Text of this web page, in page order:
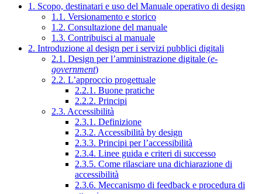
1. Scopo, destinatari e uso del Manuale operativo di design
1.1. Versionamento e storico
1.2. Consultazione del manuale
1.3. Contribuisci al manuale
2. Introduzione al design per i servizi pubblici digitali
2.1. Design per l’amministrazione digitale (e-
government)
2.2. L’approccio progettuale
2.2.1. Buone pratiche
2.2.2. Principi
2.3. Accessibilità
2.3.1. Definizione
2.3.2. Accessibilità by design
2.3.3. Principi per l’accessibilità
2.3.4. Linee guida e criteri di successo
2.3.5. Come rilasciare una dichiarazione di
accessibilità
2.3.6. Meccanismo di feedback e procedura di